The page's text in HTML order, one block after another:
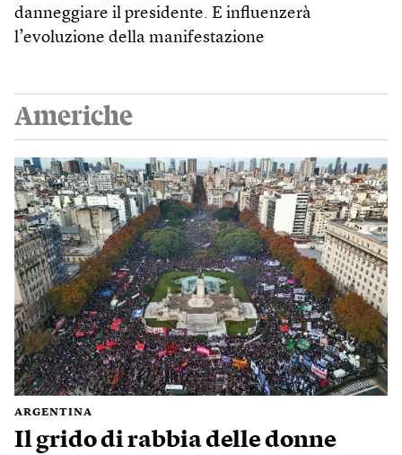
danneggiare il presidente. E influenzerà
l’evoluzione della manifestazione
Americhe
ARGENTINA
Il grido di rabbia delle donne